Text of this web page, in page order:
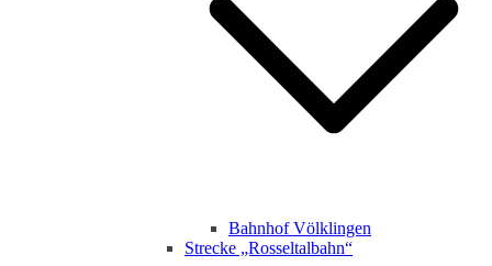
Bahnhof Völklingen
Strecke „Rosseltalbahn“